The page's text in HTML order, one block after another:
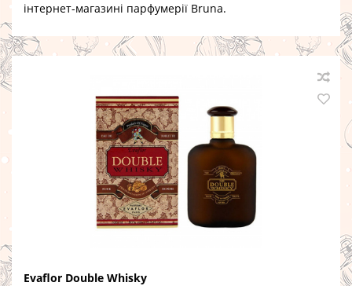
інтернет-магазині парфумерії Bruna.
Evaflor Double Whisky